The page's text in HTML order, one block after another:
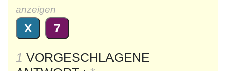
anzeigen
X 7
1 VORGESCHLAGENE